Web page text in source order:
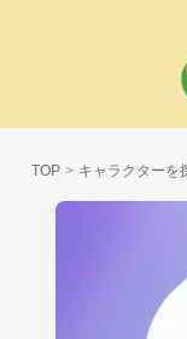
TOP キャラクターを